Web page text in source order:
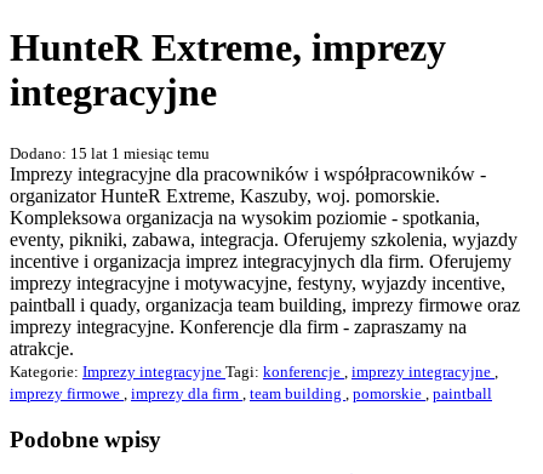
HunteR Extreme, imprezy
integracyjne
Dodano: 15 lat 1 miesiąc temu
Imprezy integracyjne dla pracowników i współpracowników -
organizator HunteR Extreme, Kaszuby, woj. pomorskie.
Kompleksowa organizacja na wysokim poziomie - spotkania,
eventy, pikniki, zabawa, integracja. Oferujemy szkolenia, wyjazdy
incentive i organizacja imprez integracyjnych dla firm. Oferujemy
imprezy integracyjne i motywacyjne, festyny, wyjazdy incentive,
paintball i quady, organizacja team building, imprezy firmowe oraz
imprezy integracyjne. Konferencje dla firm - zapraszamy na
atrakcje.
Kategorie: Imprezy integracyjne Tagi: konferencje imprezy integracyjne
imprezy firmowe imprezy dla firm team building pomorskie paintball
Podobne wpisy